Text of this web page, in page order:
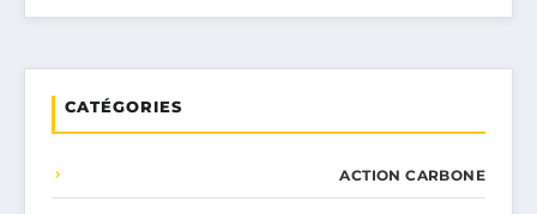
CATÉGORIES
ACTION CARBONE